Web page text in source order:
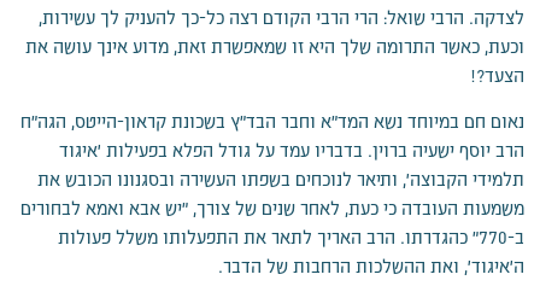
לצדקה. הרבי שואל: הרי הרבי הקודם רצה כל-כך להעניק לך עשירות,
וכעת, כאשר התרומה שלך היא זו שמאפשרת זאת, מדוע אינך עושה את
הצעד?!
נאום חם במיוחד נשא המד"א וחבר הבד"ץ בשכונת קראון-הייטס, הגה"ח
הרב יוסף ישעיה ברוין. בדבריו עמד על גודל הפלא בפעילות 'איגוד
תלמידי הקבוצה', ותיאר לנוכחים בשפתו העשירה ובסגנונו הכובש את
משמעות העובדה כי כעת, לאחר שנים של צורך, "יש אבא ואמא לבחורים
ב-770" כהגדרתו. הרב האריך לתאר את התפעלותו משלל פעולות
ה'איגוד', ואת ההשלכות הרחבות של הדבר.